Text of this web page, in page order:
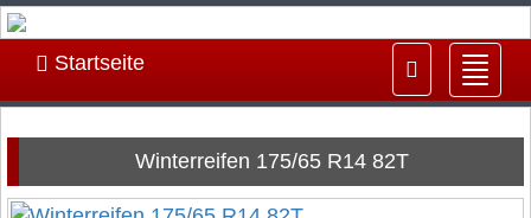
ein-/
Startseite
Winterreifen 175/65 R14 82T